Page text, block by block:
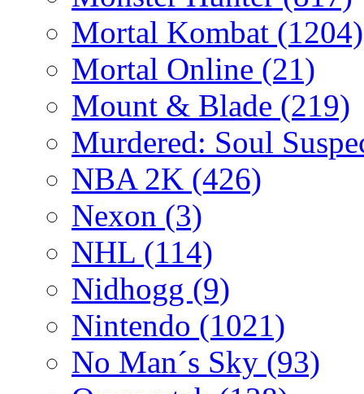
Mortal Kombat (1204)
Mortal Online (21)
Mount & Blade (219)
Murdered: Soul
NBA 2K (426)
Nexon (3)
NHL (114)
Nidhogg (9)
Nintendo (1021)
No Man´s Sky (93)